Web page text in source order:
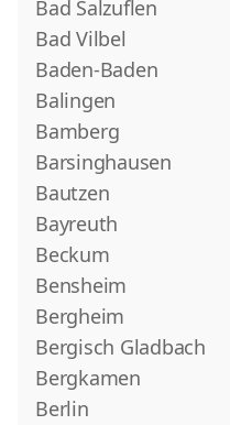
Bad Salzuflen
Bad Vilbel
Baden-Baden
Balingen
Bamberg
Barsinghausen
Bautzen
Bayreuth
Beckum
Bensheim
Bergheim
Bergisch Gladbach
Bergkamen
Berlin